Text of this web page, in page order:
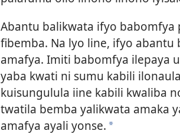
Abantu balikwata ifyo
fibemba. Na lyo line, ifyo
amafya. Imiti babomfya ilepaya
yaba kwati ni sumu kabili
kuisungulula iine kabili kwaliba
twatila bemba yalikwata amaka
amafya ayali yonse. *